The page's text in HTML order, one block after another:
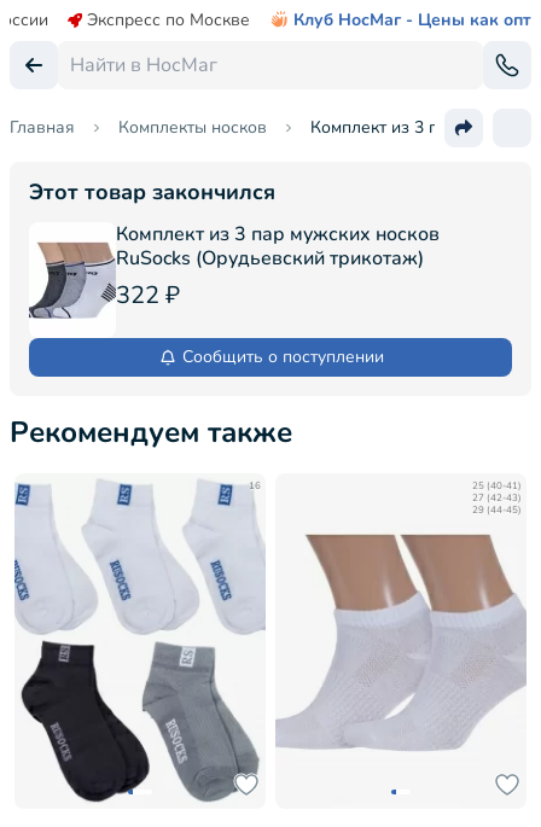
Экспресс по Москве Клуб НосМаг - Цены как опт
Главная Комплекты носков Комплект из 3 пар мужских
Этот товар закончился
Комплект из 3 пар мужских носков
RuSocks (Орудьевский трикотаж)
322 ₽
Сообщить о поступлении
Рекомендуем также
16
25 (40-41)
27 (42-43)
29 (44-45)